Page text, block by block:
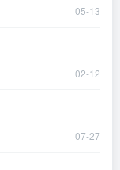
05-13
02-12
07-27